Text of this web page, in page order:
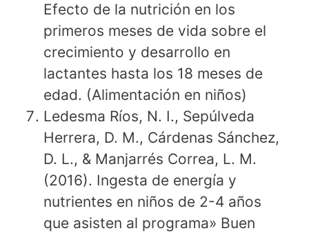
Efecto de la nutrición en los
primeros meses de vida sobre el
crecimiento y desarrollo en
lactantes hasta los 18 meses de
edad. (Alimentación en niños)
Ledesma Ríos, N. I., Sepúlveda
Herrera, D. M., Cárdenas Sánchez,
D. L., & Manjarrés Correa, L. M.
(2016). Ingesta de energía y
nutrientes en niños de 2-4 años
que asisten al programa» Buen